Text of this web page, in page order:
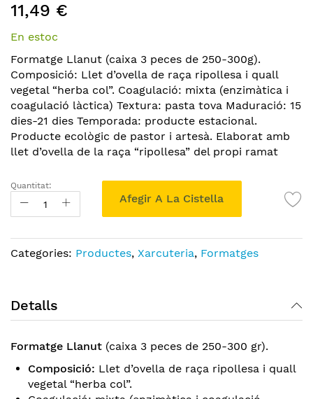
to
beginning
of
the
images
gallery
11,49 €
En estoc
Formatge Llanut (caixa 3 peces de 250-300g).
Composició: Llet d’ovella de raça ripollesa i quall
vegetal “herba col”. Coagulació: mixta (enzimàtica i
coagulació làctica) Textura: pasta tova Maduració: 15
dies-21 dies Temporada: producte estacional.
Producte ecològic de pastor i artesà. Elaborat amb
llet d’ovella de la raça “ripollesa” del propi ramat
Quantitat:
Afegir A La Cistella
Categories: Productes, Xarcuteria, Formatges
Detalls
Formatge Llanut (caixa 3 peces de 250-300 gr).
Composició: Llet d’ovella de raça ripollesa i quall
vegetal “herba col”.